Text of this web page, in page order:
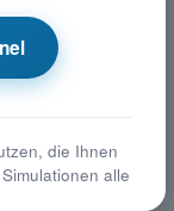
die Ihnen
alle